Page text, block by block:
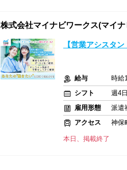
株式会社マイナビワークス(マイ
【営業アシスタ
給与
時給
シフト
週4
雇用形態
派遣
アクセス
神保
本日、掲載終了